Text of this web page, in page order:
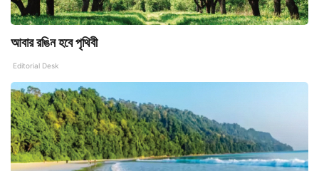
আবার রঙিন হবে পৃথিবী
Editorial Desk